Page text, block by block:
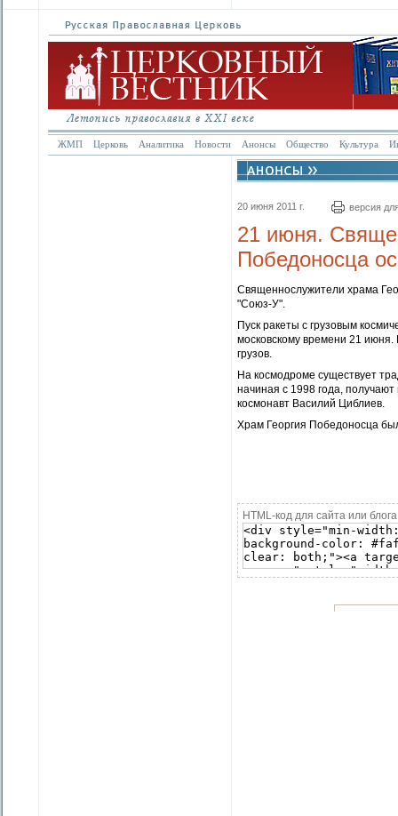
ЖМП Церковь Аналитика Новости Анонсы Общество Культура
20 июня 2011 г. версия
21 июня.
Победоносца
Священнослужители храма
"Союз-У".
Пуск ракеты с грузовым
московскому времени 21 июня.
грузов.
На космодроме существует
начиная с 1998 года,
космонавт Василий Циблиев.
Храм Георгия Победоносца
HTML-код для сайта или